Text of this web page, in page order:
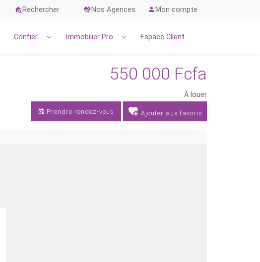
Rechercher Nos Agences Mon compte
Confier Immobilier Pro Espace Client
550 000 Fcfa
À louer
Prendre rendez-vous Ajouter aux favoris